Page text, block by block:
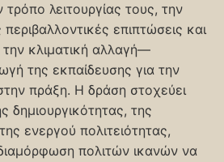
λειτουργίας τους, την
επιπτώσεις και
κλιματική αλλαγή—
της εκπαίδευσης για την
πράξη. Η δράση στοχεύει
δημιουργικότητας, της
ενεργού πολιτειότητας,
πολιτών ικανών να